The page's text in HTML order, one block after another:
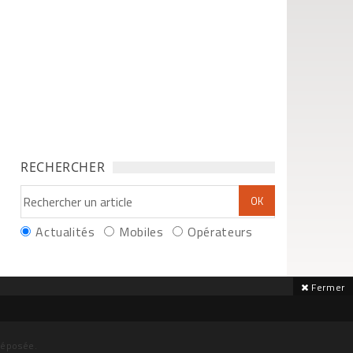
RECHERCHER
Actualités Mobiles Opérateurs
Fermer